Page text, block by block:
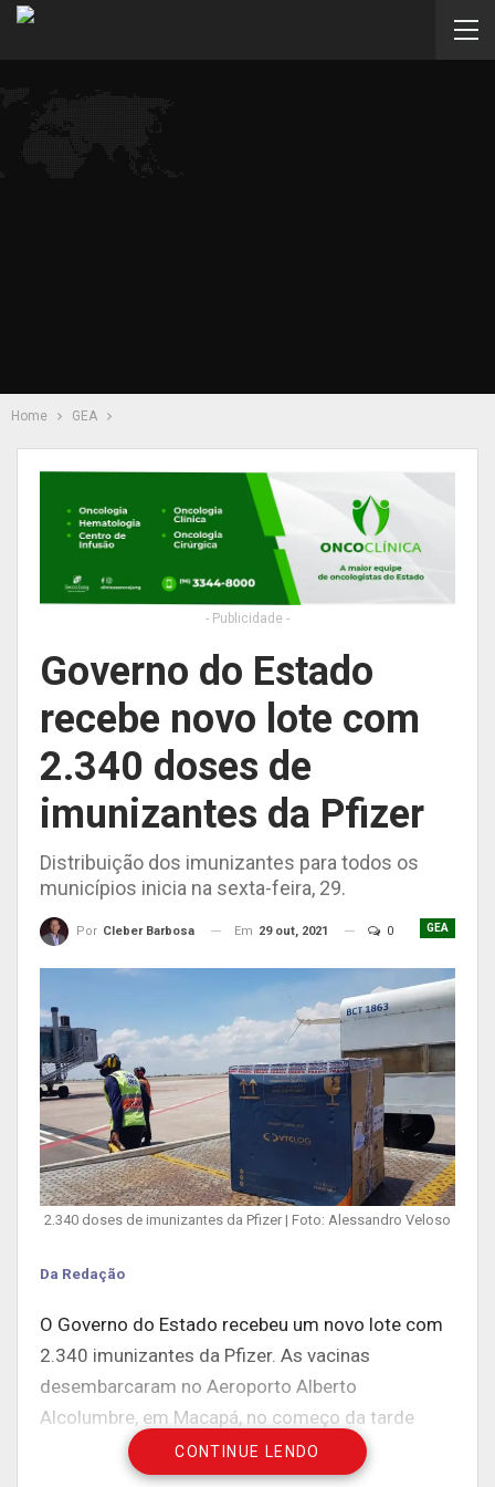
Home GEA
- Publicidade -
Governo do Estado
recebe novo lote com
2.340 doses de
imunizantes da Pfizer
Distribuição dos imunizantes para todos os
municípios inicia na sexta-feira, 29.
GEA
Por Cleber Barbosa Em 29 out, 2021 0
2.340 doses de imunizantes da Pfizer | Foto: Alessandro Veloso
Da Redação
O Governo do Estado recebeu um novo lote com
2.340 imunizantes da Pfizer. As vacinas
desembarcaram no Aeroporto Alberto
Alcolumbre, em Macapá, no começo da tarde
desta quinta-feira, 28.CONTINUE LENDO